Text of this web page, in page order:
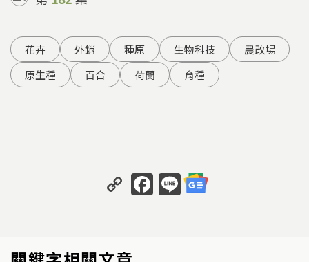
花卉 外銷 種原 生物科技
農改場
原生種
百合 荷蘭 育種
C
o
y
F
a
Li
n